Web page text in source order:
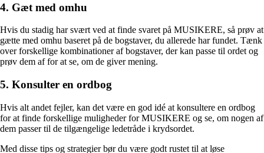
4. Gæt med omhu
Hvis du stadig har svært ved at finde svaret på MUSIKERE, så prøv at
gætte med omhu baseret på de bogstaver, du allerede har fundet. Tænk
over forskellige kombinationer af bogstaver, der kan passe til ordet og
prøv dem af for at se, om de giver mening.
5. Konsulter en ordbog
Hvis alt andet fejler, kan det være en god idé at konsultere en ordbog
for at finde forskellige muligheder for MUSIKERE og se, om nogen af
dem passer til de tilgængelige ledetråde i krydsordet.
Med disse tips og strategier bør du være godt rustet til at løse